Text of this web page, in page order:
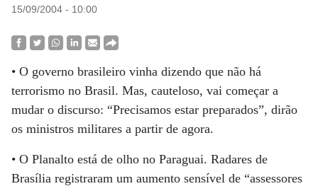
15/09/2004 - 10:00
• O governo brasileiro vinha dizendo que não há
terrorismo no Brasil. Mas, cauteloso, vai começar a
mudar o discurso: “Precisamos estar preparados”, dirão
os ministros militares a partir de agora.
• O Planalto está de olho no Paraguai. Radares de
Brasília registraram um aumento sensível de “assessores